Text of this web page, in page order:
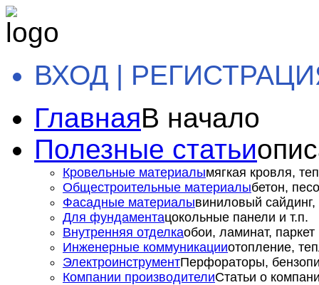
ВХОД |
ГлавнаяВ начало
Полезные статьи
Кровельные материалымягкая кровля,
Общестроительные материалыбетон,
Фасадные материалывиниловый сайдинг,
Для фундаментацокольные панели и т.п.
Внутренняя отделкаобои, ламинат, паркет
Инженерные коммуникацииотопление,
ЭлектроинструментПерфораторы,
Компании производителиСтатьи о